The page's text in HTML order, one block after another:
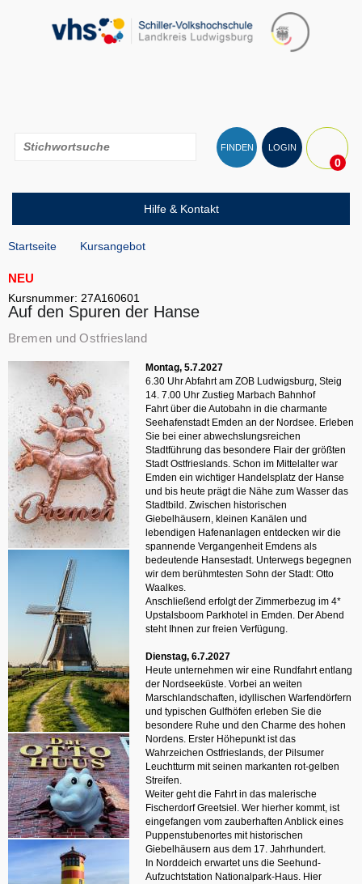
0
LOGIN
FINDEN
Hilfe & Kontakt
Startseite Kursangebot
NEU
Kursnummer: 27A160601
Auf den Spuren der Hanse
Bremen und Ostfriesland
Montag, 5.7.2027
6.30 Uhr Abfahrt am ZOB Ludwigsburg, Steig
14. 7.00 Uhr Zustieg Marbach Bahnhof
Fahrt über die Autobahn in die charmante
Seehafenstadt Emden an der Nordsee. Erleben
Sie bei einer abwechslungsreichen
Stadtführung das besondere Flair der größten
Stadt Ostfrieslands. Schon im Mittelalter war
Emden ein wichtiger Handelsplatz der Hanse
und bis heute prägt die Nähe zum Wasser das
Stadtbild. Zwischen historischen
Giebelhäusern, kleinen Kanälen und
lebendigen Hafenanlagen entdecken wir die
spannende Vergangenheit Emdens als
bedeutende Hansestadt. Unterwegs begegnen
wir dem berühmtesten Sohn der Stadt: Otto
Waalkes.
Anschließend erfolgt der Zimmerbezug im 4*
Upstalsboom Parkhotel in Emden. Der Abend
steht Ihnen zur freien Verfügung.
Dienstag, 6.7.2027
Heute unternehmen wir eine Rundfahrt entlang
der Nordseeküste. Vorbei an weiten
Marschlandschaften, idyllischen Warfendörfern
und typischen Gulfhöfen erleben Sie die
besondere Ruhe und den Charme des hohen
Nordens. Erster Höhepunkt ist das
Wahrzeichen Ostfrieslands, der Pilsumer
Leuchtturm mit seinen markanten rot-gelben
Streifen.
Weiter geht die Fahrt in das malerische
Fischerdorf Greetsiel. Wer hierher kommt, ist
eingefangen vom zauberhaften Anblick eines
Puppenstubenortes mit historischen
Giebelhäusern aus dem 17. Jahrhundert.
In Norddeich erwartet uns die Seehund-
Aufzuchtstation Nationalpark-Haus. Hier